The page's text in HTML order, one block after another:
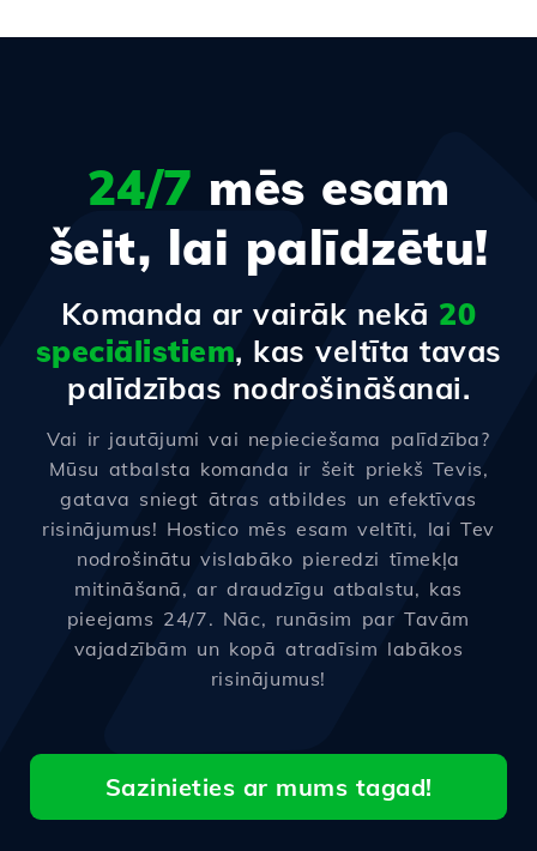
24/7 mēs esam
šeit, lai palīdzētu!
Komanda ar vairāk nekā 20
speciālistiem, kas veltīta tavas
palīdzības nodrošināšanai.
Vai ir jautājumi vai nepieciešama palīdzība?
Mūsu atbalsta komanda ir šeit priekš Tevis,
gatava sniegt ātras atbildes un efektīvas
risinājumus! Hostico mēs esam veltīti, lai Tev
nodrošinātu vislabāko pieredzi tīmekļa
mitināšanā, ar draudzīgu atbalstu, kas
pieejams 24/7. Nāc, runāsim par Tavām
vajadzībām un kopā atradīsim labākos
risinājumus!
Sazinieties ar mums tagad!